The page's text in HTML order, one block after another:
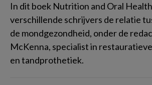
In dit boek Nutrition and Oral
verschillende schrijvers de relatie
de mondgezondheid, onder de
McKenna, specialist in
en tandprothetiek.